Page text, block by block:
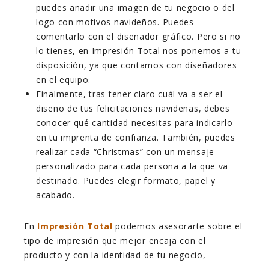
puedes añadir una imagen de tu negocio o del
logo con motivos navideños. Puedes
comentarlo con el diseñador gráfico. Pero si no
lo tienes, en Impresión Total nos ponemos a tu
disposición, ya que contamos con diseñadores
en el equipo.
Finalmente, tras tener claro cuál va a ser el
diseño de tus felicitaciones navideñas, debes
conocer qué cantidad necesitas para indicarlo
en tu imprenta de confianza. También, puedes
realizar cada “Christmas” con un mensaje
personalizado para cada persona a la que va
destinado. Puedes elegir formato, papel y
acabado.
En Impresión Total podemos asesorarte sobre el
tipo de impresión que mejor encaja con el
producto y con la identidad de tu negocio,